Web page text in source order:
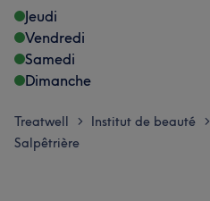
Jeudi
Vendredi
Samedi
Dimanche
Treatwell > Institut de beauté >
Salpêtrière